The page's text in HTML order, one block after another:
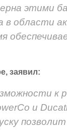
этими
области
заявил:
к
и